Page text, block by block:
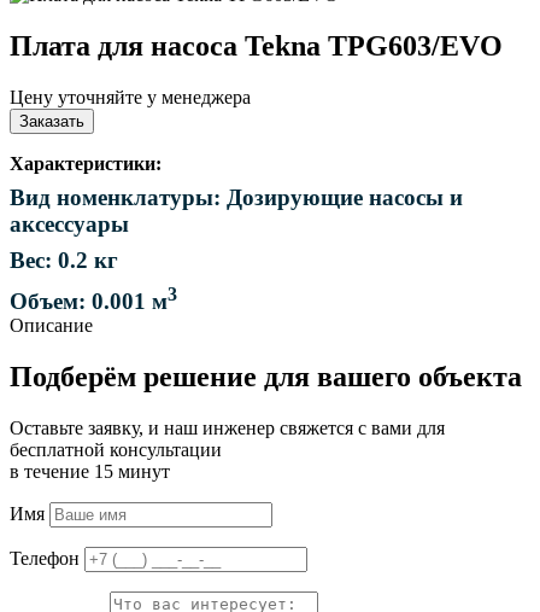
Плата для насоса Tekna TPG603/EVO
Цену уточняйте у менеджера
Заказать
Характеристики:
Вид номенклатуры: Дозирующие насосы и
аксессуары
Вес: 0.2 кг
Объем: 0.001 м3
Описание
Подберём решение для вашего объекта
Оставьте заявку, и наш инженер свяжется с вами для
бесплатной консультации
в течение 15 минут
Имя
Телефон